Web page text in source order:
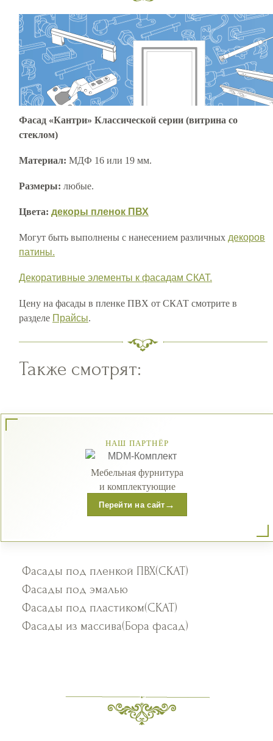
Фасад «Кантри» Классической серии (витрина со
стеклом)
Материал: МДФ 16 или 19 мм.
Размеры: любые.
Цвета: декоры пленок ПВХ
Могут быть выполнены с нанесением различных декоров
патины.
Декоративные элементы к фасадам СКАТ.
Цену на фасады в пленке ПВХ от СКАТ смотрите в
разделе Прайсы.
Также смотрят:
НАШ ПАРТНЁР
Мебельная фурнитура
и комплектующие
Перейти на сайт →
Фасады под пленкой ПВХ(СКАТ)
Фасады под эмалью
Фасады под пластиком(СКАТ)
Фасады из массива(Бора фасад)